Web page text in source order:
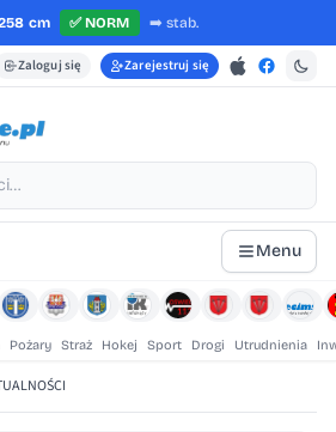
cm ✅NORM ➡️ stab.
Zaloguj się Zarejestruj się
Menu
Pożary Straż Hokej Sport Drogi Utrudnienia